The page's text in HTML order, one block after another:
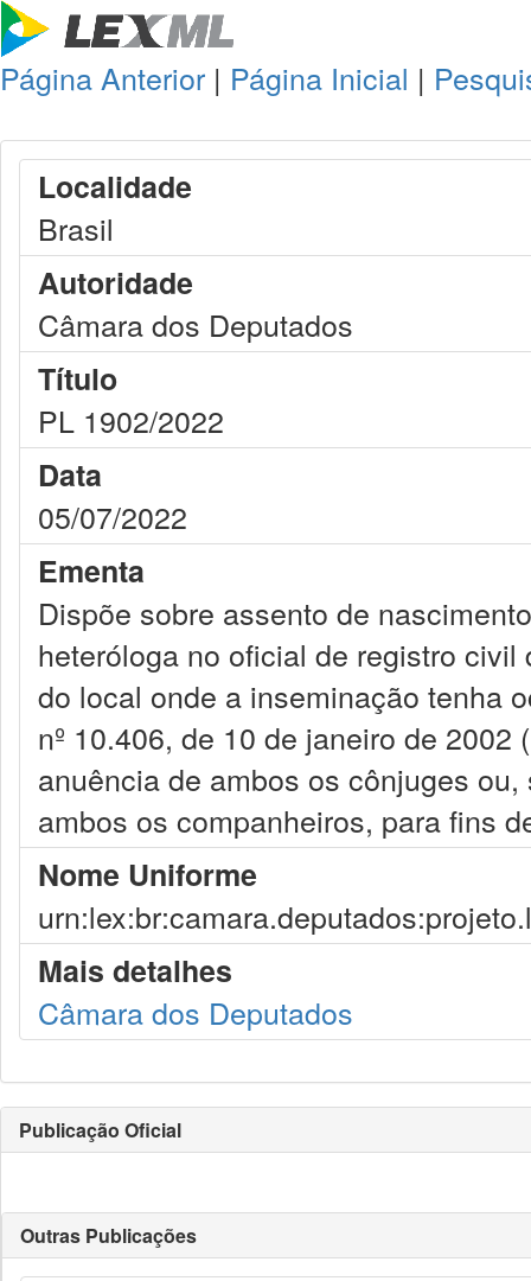
Página Anterior | Página Inicial |
Localidade
Brasil
Autoridade
Câmara dos Deputados
Título
PL 1902/2022
Data
05/07/2022
Ementa
Dispõe sobre assento de
heteróloga no oficial de registro
do local onde a inseminação tenha
nº 10.406, de 10 de janeiro de
anuência de ambos os cônjuges
ambos os companheiros, para fins
Nome Uniforme
Mais detalhes
Câmara dos Deputados
Publicação Oficial
Outras Publicações